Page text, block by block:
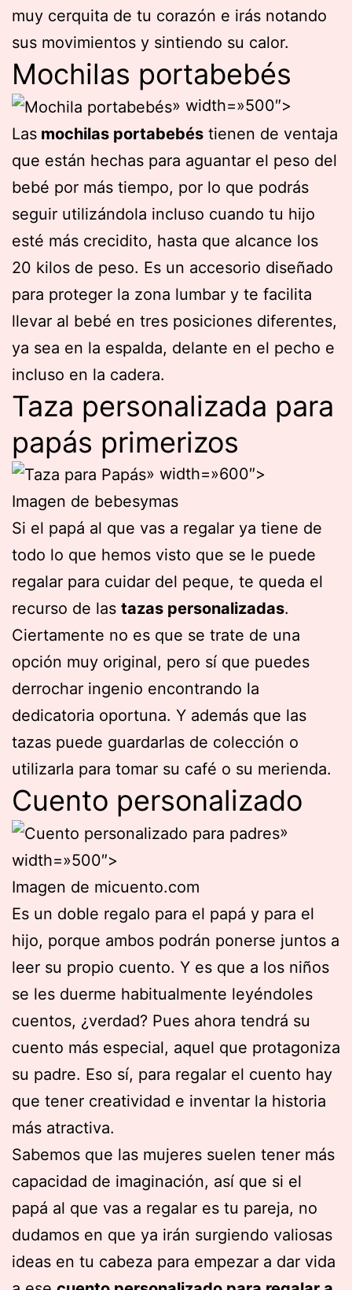
muy cerquita de tu corazón e irás notando
sus movimientos y sintiendo su calor.
Mochilas portabebés
» width=»500″>
Las mochilas portabebés tienen de ventaja
que están hechas para aguantar el peso del
bebé por más tiempo, por lo que podrás
seguir utilizándola incluso cuando tu hijo
esté más crecidito, hasta que alcance los
20 kilos de peso. Es un accesorio diseñado
para proteger la zona lumbar y te facilita
llevar al bebé en tres posiciones diferentes,
ya sea en la espalda, delante en el pecho e
incluso en la cadera.
Taza personalizada para
papás primerizos
» width=»600″>
Imagen de bebesymas
Si el papá al que vas a regalar ya tiene de
todo lo que hemos visto que se le puede
regalar para cuidar del peque, te queda el
recurso de las tazas personalizadas.
Ciertamente no es que se trate de una
opción muy original, pero sí que puedes
derrochar ingenio encontrando la
dedicatoria oportuna. Y además que las
tazas puede guardarlas de colección o
utilizarla para tomar su café o su merienda.
Cuento personalizado
»
width=»500″>
Imagen de micuento.com
Es un doble regalo para el papá y para el
hijo, porque ambos podrán ponerse juntos a
leer su propio cuento. Y es que a los niños
se les duerme habitualmente leyéndoles
cuentos, ¿verdad? Pues ahora tendrá su
cuento más especial, aquel que protagoniza
su padre. Eso sí, para regalar el cuento hay
que tener creatividad e inventar la historia
más atractiva.
Sabemos que las mujeres suelen tener más
capacidad de imaginación, así que si el
papá al que vas a regalar es tu pareja, no
dudamos en que ya irán surgiendo valiosas
ideas en tu cabeza para empezar a dar vida